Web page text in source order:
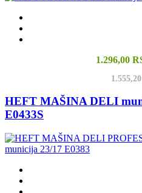
1.296,00
HEFT MAŠINA DELI
E0433S